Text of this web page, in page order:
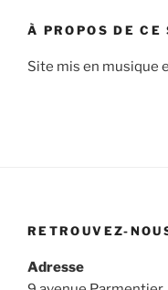
À PROPOS DE CE
Site mis en musique
RETROUVEZ-
Adresse